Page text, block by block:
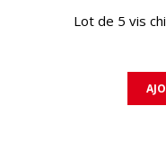
Lot de 5 vis